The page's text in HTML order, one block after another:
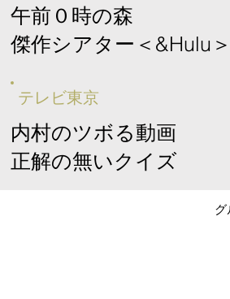
午前０時の森
​傑作シアター＜&Hulu＞
​テレビ東京
内村のツボる動画
​正解の無いクイズ
グ